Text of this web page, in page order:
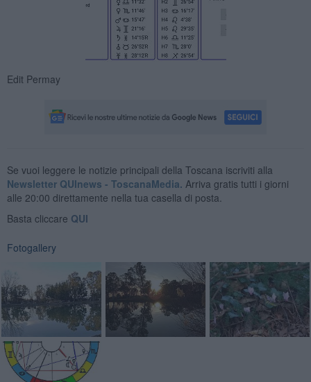
Edit Permay
Se vuoi leggere le notizie principali della Toscana iscriviti alla
Newsletter QUInews - ToscanaMedia. Arriva gratis tutti i giorni
alle 20:00 direttamente nella tua casella di posta.
Basta cliccare QUI
Fotogallery